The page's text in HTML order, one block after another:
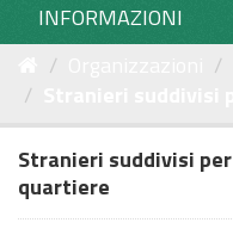
INFORMAZIONI
Stranieri suddivisi
quartiere